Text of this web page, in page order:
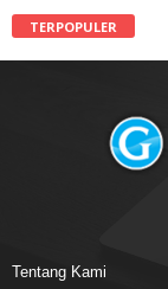
TERPOPULER
Tentang Kami